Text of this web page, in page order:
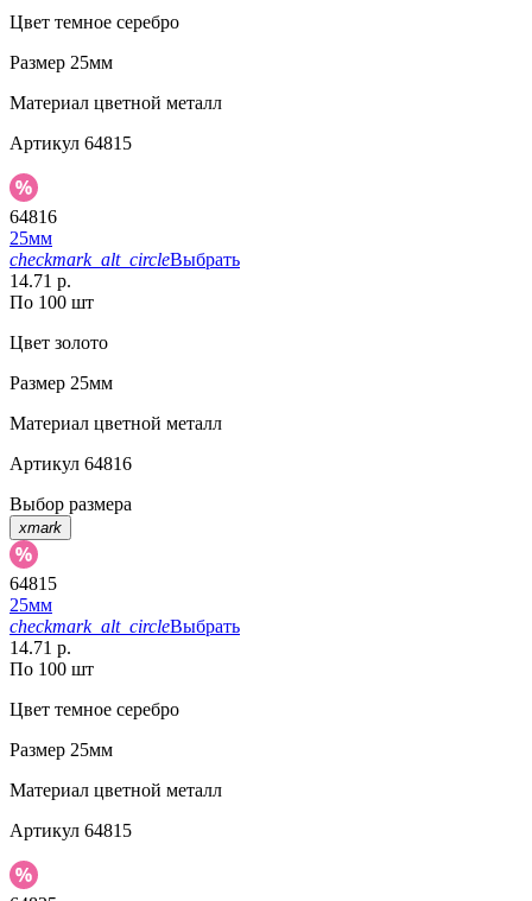
Цвет темное серебро
Размер 25мм
Материал цветной металл
Артикул 64815
64816
25мм
checkmark_alt_circleВыбрать
14.71 р.
По 100 шт
Цвет золото
Размер 25мм
Материал цветной металл
Артикул 64816
Выбор размера
xmark
64815
25мм
checkmark_alt_circleВыбрать
14.71 р.
По 100 шт
Цвет темное серебро
Размер 25мм
Материал цветной металл
Артикул 64815